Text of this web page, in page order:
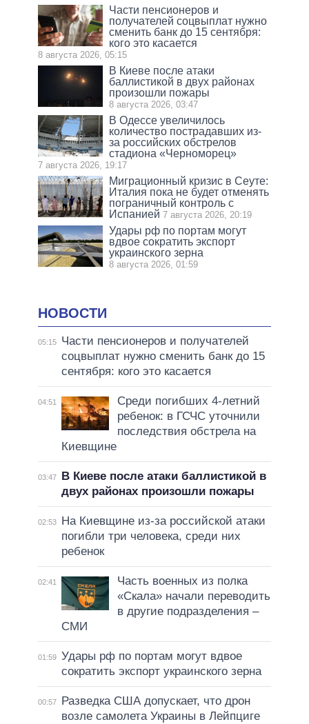
Части пенсионеров и
получателей соцвыплат нужно
сменить банк до 15 сентября:
кого это касается
8 августа 2026, 05:15
В Киеве после атаки
баллистикой в двух районах
произошли пожары
8 августа 2026, 03:47
В Одессе увеличилось
количество пострадавших из-
за российских обстрелов
стадиона «Черноморец»
7 августа 2026, 19:17
Миграционный кризис в Сеуте:
Италия пока не будет отменять
пограничный контроль с
Испанией 7 августа 2026, 20:19
Удары рф по портам могут
вдвое сократить экспорт
украинского зерна
8 августа 2026, 01:59
НОВОСТИ
05:15
Части пенсионеров и получателей
соцвыплат нужно сменить банк до 15
сентября: кого это касается
04:51
Среди погибших 4-летний
ребенок: в ГСЧС уточнили
последствия обстрела на
Киевщине
03:47
В Киеве после атаки баллистикой в
двух районах произошли пожары
02:53
На Киевщине из-за российской атаки
погибли три человека, среди них
ребенок
02:41
Часть военных из полка
«Скала» начали переводить
в другие подразделения –
СМИ
01:59 Удары рф по портам могут вдвое
сократить экспорт украинского зерна
00:57
Разведка США допускает, что дрон
возле самолета Украины в Лейпциге